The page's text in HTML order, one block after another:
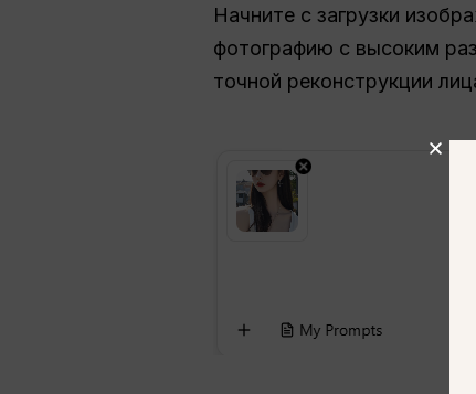
Начните с загрузки
фотографию с высоким
точной реконструкции